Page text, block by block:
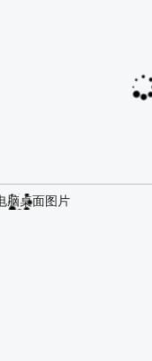
发可爱美女4K电脑壁纸